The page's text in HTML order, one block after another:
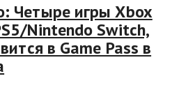
Четыре игры Xbox
Nintendo Switch,
в Game Pass в